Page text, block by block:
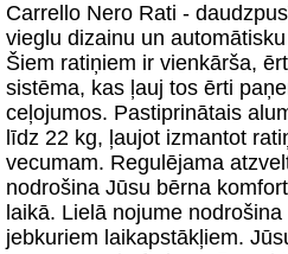
Carrello Nero Rati -
vieglu dizainu un
Šiem ratiņiem ir vienkārša,
sistēma, kas ļauj tos ērti
ceļojumos. Pastiprinātais
līdz 22 kg, ļaujot izmantot
vecumam. Regulējama
nodrošina Jūsu bērna
laikā. Lielā nojume
jebkuriem laikapstākļiem.